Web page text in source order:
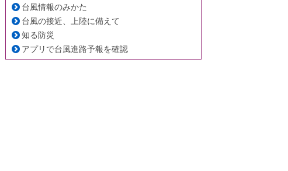
台風情報のみかた
台風の接近、上陸に備えて
知る防災
アプリで台風進路予報を確認